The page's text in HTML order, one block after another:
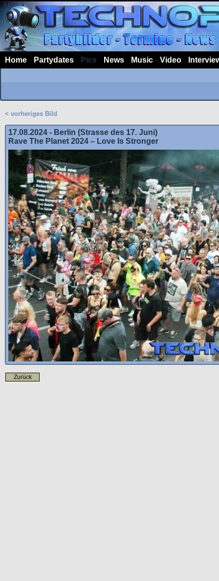
Home Partydates Pics News Music Video
< vorheriges Bild
17.08.2024 - Berlin (Strasse des 17. Juni)
Rave The Planet 2024 – Love Is Stronger